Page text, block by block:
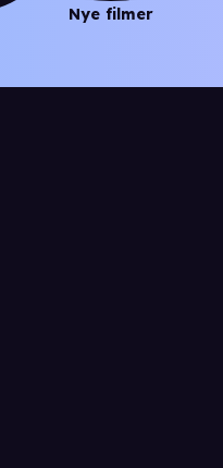
Nye filmer